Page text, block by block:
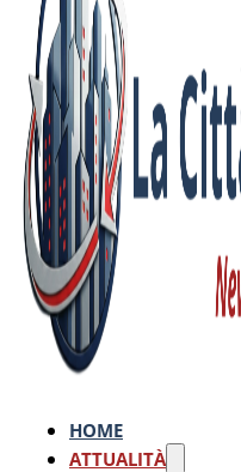
HOME
ATTUALITÀ